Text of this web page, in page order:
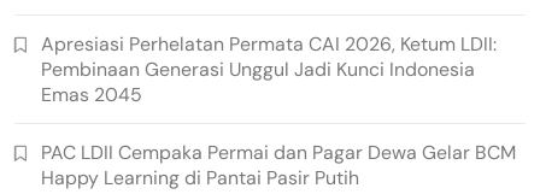
Apresiasi Perhelatan Permata CAI 2026, Ketum LDII:
Pembinaan Generasi Unggul Jadi Kunci Indonesia
Emas 2045
PAC LDII Cempaka Permai dan Pagar Dewa Gelar BCM
Happy Learning di Pantai Pasir Putih